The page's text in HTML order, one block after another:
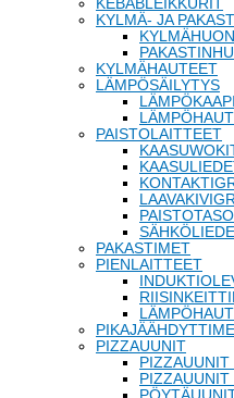
KEBABLEIKKURIT
KYLMÄ- JA
KYLMÄHAUTEET
LÄMPÖSÄILYTYS
PAISTOLAITTEET
PAKASTIMET
PIENLAITTEET
PIZZAUUNIT
PIZZAUUNIT
PIZZAUUNIT